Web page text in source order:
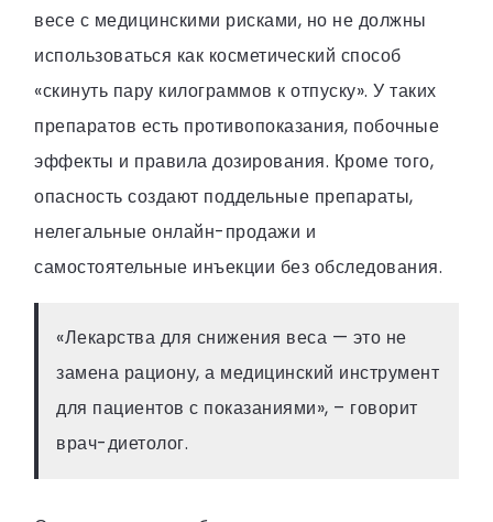
весе с медицинскими рисками, но не должны
использоваться как косметический способ
«скинуть пару килограммов к отпуску». У таких
препаратов есть противопоказания, побочные
эффекты и правила дозирования. Кроме того,
опасность создают поддельные препараты,
нелегальные онлайн-продажи и
самостоятельные инъекции без обследования.
«Лекарства для снижения веса — это не
замена рациону, а медицинский инструмент
для пациентов с показаниями», – говорит
врач-диетолог.